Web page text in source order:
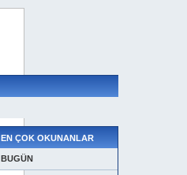
EN ÇOK OKUNANLAR
BUGÜN